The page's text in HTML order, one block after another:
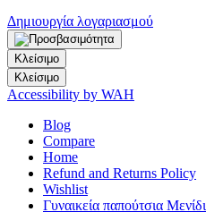
Δημιουργία λογαριασμού
Κλείσιμο
Κλείσιμο
Accessibility by WAH
Blog
Compare
Home
Refund and Returns Policy
Wishlist
Γυναικεία παπούτσια Μενίδι